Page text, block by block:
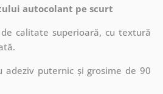
autocolant pe scurt
calitate superioară, cu textură
adeziv puternic și grosime de 90